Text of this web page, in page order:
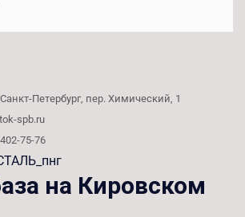
Санкт-Петербург, пер. Химический, 1
spb.ru
75-76
на Кировском